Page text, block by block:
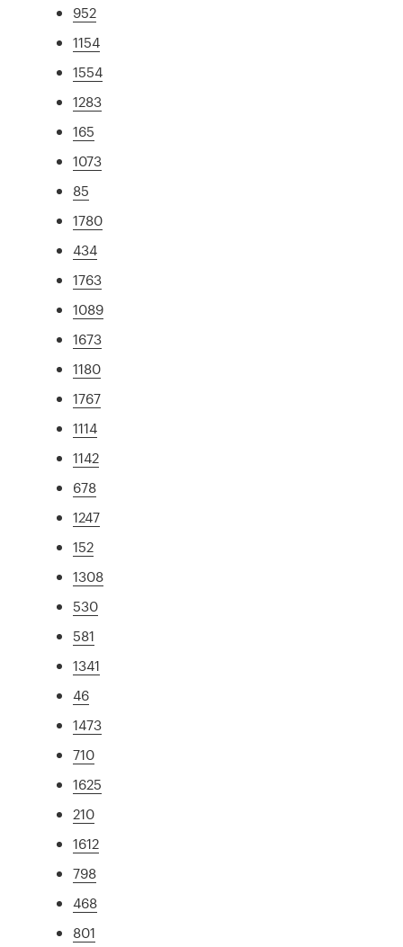
952
1154
1554
1283
165
1073
85
1780
434
1763
1089
1673
1180
1767
1114
1142
678
1247
152
1308
530
581
1341
46
1473
710
1625
210
1612
798
468
801